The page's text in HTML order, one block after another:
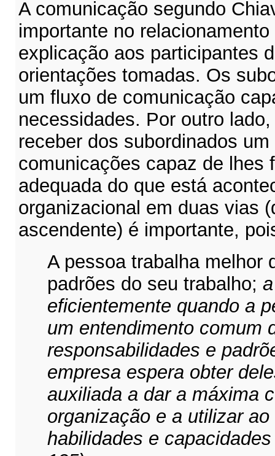
A comunicação segundo
importante no
explicação aos participantes
orientações tomadas. Os
um fluxo de comunicação
necessidades. Por outro
receber dos subordinados
comunicações capaz de lhes
adequada do que está
organizacional em duas vias
ascendente) é importante,
A pessoa trabalha melhor
padrões do seu trabalho;
eficientemente quando a
um entendimento comum
responsabilidades e
empresa espera obter
auxiliada a dar a máxima
organização e a utilizar
habilidades e